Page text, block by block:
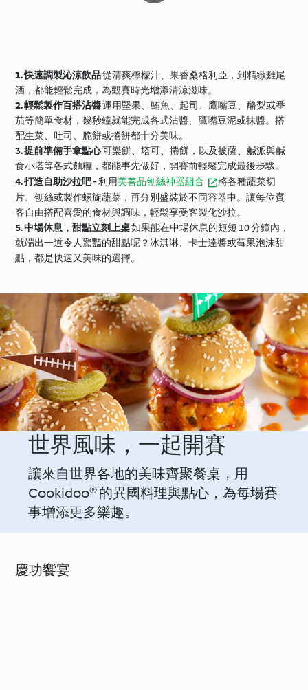
1.快速調製沁涼飲品從清爽檸檬汁、果香桑格利亞，到精緻雞尾
酒，都能輕鬆完成，為觀賽時光增添清涼滋味。
2.輕鬆製作百搭沾醬運用堅果、鮪魚、起司、鷹嘴豆、酪梨或番
茄等簡單食材，幾秒鐘就能完成各式沾醬、鷹嘴豆泥或抹醬。搭
配生菜、吐司、脆餅或捲餅都十分美味。
3.提前準備手拿點心可樂餅、塔可、捲餅，以及披薩、鹹派與鹹
食小塔等各式麵糰，都能事先做好，開賽前輕鬆完成最後步驟。
4.打造自助沙拉吧- 利用美善品刨絲神器組合
將各種蔬菜切
片、刨絲或製作螺旋蔬菜，再分別盛裝於不同容器中。讓每位賓
客自由搭配喜愛的食材與調味，輕鬆享受客製化沙拉。
5.中場休息，甜點立刻上桌如果能在中場休息的短短 10 分鐘內，
就端出一道令人驚豔的甜點呢？冰淇淋、卡士達醬或莓果泡沫甜
點，都是快速又美味的選擇。
世界風味，一起開賽
讓來自世界各地的美味齊聚餐桌，用
Cookidoo® 的異國料理與點心，為每場賽
事增添更多樂趣。
慶功饗宴